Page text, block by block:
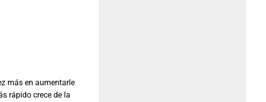
más en aumentarle
rápido crece de la